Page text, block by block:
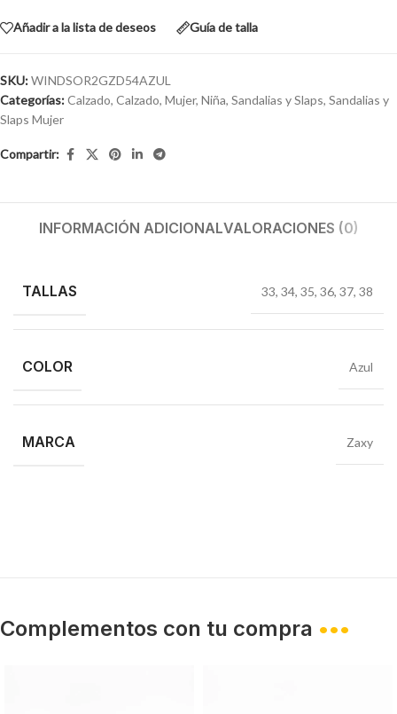
Añadir a la lista de deseos Guía de talla
SKU:WINDSOR2GZD54AZUL
Categorías:Calzado, Calzado, Mujer, Niña, Sandalias y Slaps, Sandalias y
Slaps Mujer
Compartir:
INFORMACIÓN ADICIONALVALORACIONES (0)
TALLAS 33, 34, 35, 36, 37, 38
COLOR Azul
MARCA Zaxy
Complementos con tu compra •••